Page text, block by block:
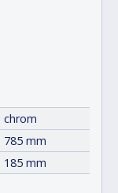
chrom
785 mm
185 mm